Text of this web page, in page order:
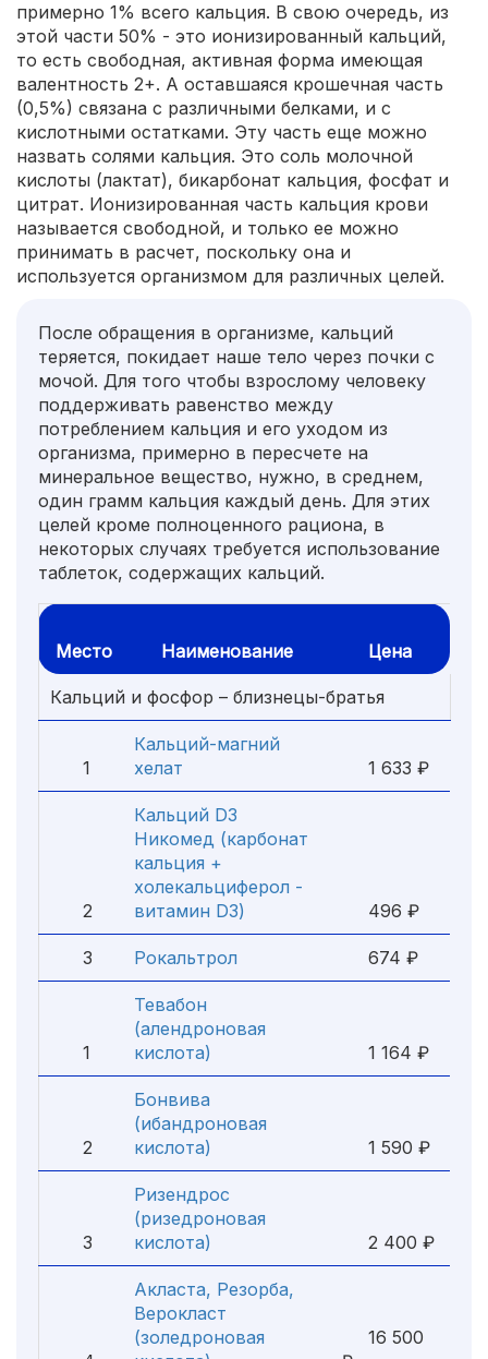
примерно 1% всего кальция. В свою очередь, из
этой части 50% - это ионизированный кальций,
то есть свободная, активная форма имеющая
валентность 2+. А оставшаяся крошечная часть
(0,5%) связана с различными белками, и с
кислотными остатками. Эту часть еще можно
назвать солями кальция. Это соль молочной
кислоты (лактат), бикарбонат кальция, фосфат и
цитрат. Ионизированная часть кальция крови
называется свободной, и только ее можно
принимать в расчет, поскольку она и
используется организмом для различных целей.
После обращения в организме, кальций
теряется, покидает наше тело через почки с
мочой. Для того чтобы взрослому человеку
поддерживать равенство между
потреблением кальция и его уходом из
организма, примерно в пересчете на
минеральное вещество, нужно, в среднем,
один грамм кальция каждый день. Для этих
целей кроме полноценного рациона, в
некоторых случаях требуется использование
таблеток, содержащих кальций.
Место Наименование Цена
Кальций и фосфор – близнецы-братья
1
Кальций-магний
хелат
1 633 ₽
2
Кальций D3
Никомед (карбонат
кальция +
холекальциферол -
витамин D3)
496 ₽
3 Рокальтрол 674 ₽
1
Тевабон
(алендроновая
кислота)
1 164 ₽
2
Бонвива
(ибандроновая
кислота)
1 590 ₽
3
Ризендрос
(ризедроновая
кислота)
2 400 ₽
Акласта, Резорба,
Верокласт
(золедроновая
16 500